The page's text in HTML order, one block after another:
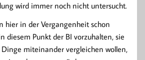
wird immer noch nicht untersucht.
hier in der Vergangenheit schon
diesem Punkt der BI vorzuhalten, sie
miteinander vergleichen wollen,